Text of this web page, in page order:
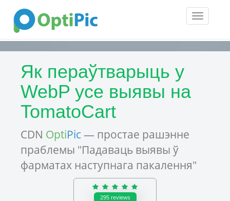
Toggle
Як пераўтварыць у
WebP усе выявы на
TomatoCart
CDN OptiPic — простае рашэнне
праблемы "Падаваць выявы ў
фарматах наступнага пакалення"
295 reviews